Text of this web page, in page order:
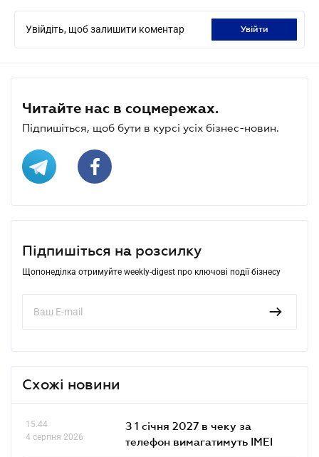
Увійдіть, щоб залишити коментар увійти
Читайте нас в соцмережах.
Підпишіться, щоб бути в курсі усіх бізнес-новин.
Підпишіться на розсилку
Щопонеділка отримуйте weekly-digest про ключові події бізнесу
Схожі новини
15.44
4 серпня 2026
З 1 січня 2027 в чеку за
телефон вимагатимуть IMEI